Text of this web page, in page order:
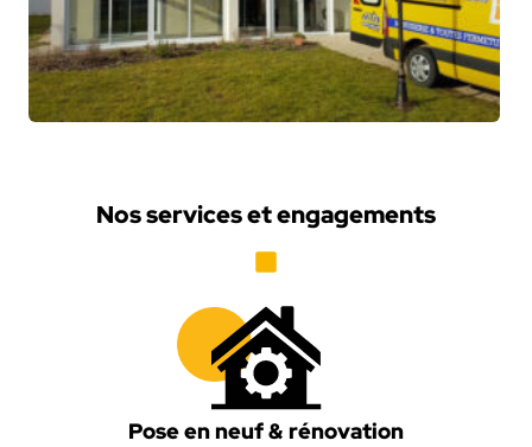
Nos services et engagements
Pose en neuf & rénovation